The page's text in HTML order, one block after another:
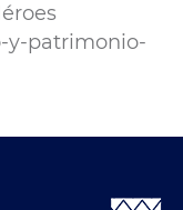
y-patrimonio-